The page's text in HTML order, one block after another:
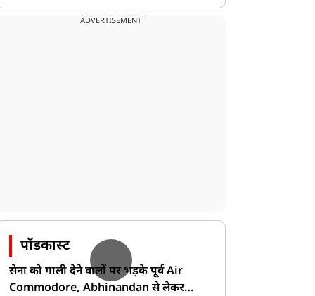
ADVERTISEMENT
पॉडकास्ट
सेना को गाली देने वालों पर भड़के पूर्व Air
Commodore, Abhinandan से लेकर